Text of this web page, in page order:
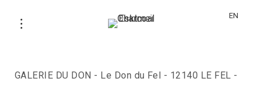
EN
GALERIE DU DON - Le Don du Fel - 12140 LE FEL -